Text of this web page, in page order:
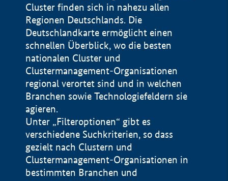
Cluster finden sich in nahezu allen
Regionen Deutschlands. Die
Deutschlandkarte ermöglicht einen
schnellen Überblick, wo die besten
nationalen Cluster und
Clustermanagement-Organisationen
regional verortet sind und in welchen
Branchen sowie Technologiefeldern sie
agieren.
Unter „Filteroptionen“ gibt es
verschiedene Suchkriterien, so dass
gezielt nach Clustern und
Clustermanagement-Organisationen in
bestimmten Branchen und
Impressum
Datenschutzerklärung
BMWE, 2026 ©
100 km © Geobasis-DE / BKG 2015